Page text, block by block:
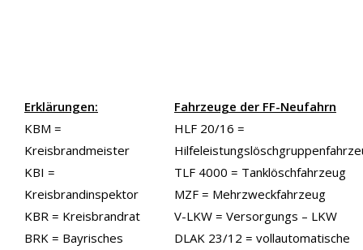
Erklärungen:
KBM =
Kreisbrandmeister
KBI =
Kreisbrandinspektor
KBR = Kreisbrandrat
BRK = Bayrisches
Fahrzeuge der FF-Neufahrn
HLF 20/16 =
TLF 4000 = Tanklöschfahrzeug
MZF = Mehrzweckfahrzeug
V-LKW = Versorgungs – LKW
DLAK 23/12 = vollautomatische